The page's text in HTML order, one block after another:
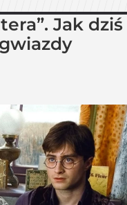
Jak dziś